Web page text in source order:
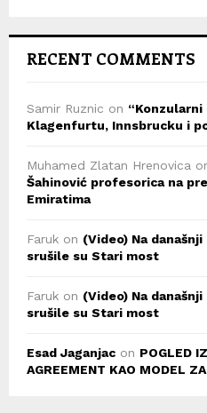
RECENT COMMENTS
Samir Ruznic on “Konzularni
Klagenfurtu, Innsbrucku i
Muhamed Zlatan Hrenovica
Šahinović profesorica na
Emiratima
Faruk on (Video) Na
srušile su Stari most
Faruk on (Video) Na
srušile su Stari most
Esad Jaganjac on POGLED
AGREEMENT KAO MODEL